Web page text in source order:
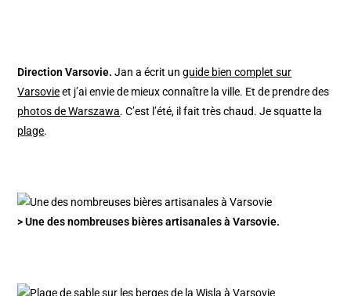
Direction Varsovie. Jan a écrit unguide bien complet sur
Varsovieet j’ai envie de mieux connaître la ville. Et de prendre des
photos de Warszawa. C’est l’été, il fait très chaud. Je squatte la
plage.
> Une des nombreuses bières artisanales à Varsovie.